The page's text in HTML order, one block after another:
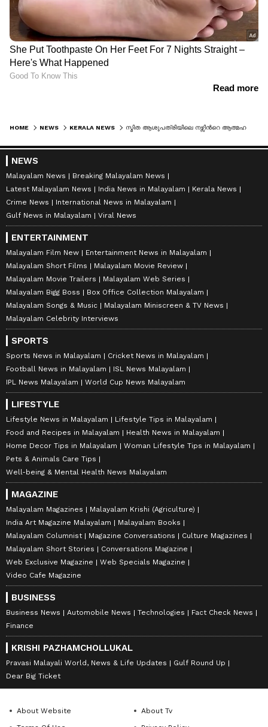
HOME NEWS KERALA NEWS സ്മിത ആശുപത്രിയിലെ നഴ്സിന്‍റെ ആത്മഹത്യാ ശ്രമം; പ്രതിഷേധം ശക്തം, ആരോപണ വിധേയരായ മൂന്ന് ജീവനക്കാർക്ക് സസ്പെൻഷൻ
NEWS
Malayalam News
Breaking Malayalam News
Latest Malayalam News
India News in Malayalam
Kerala News
Crime News
International News in Malayalam
Gulf News in Malayalam
Viral News
ENTERTAINMENT
Malayalam Film New
Entertainment News in Malayalam
Malayalam Short Films
Malayalam Movie Review
Malayalam Movie Trailers
Malayalam Web Series
Malayalam Bigg Boss
Box Office Collection Malayalam
Malayalam Songs & Music
Malayalam Miniscreen & TV News
Malayalam Celebrity Interviews
SPORTS
Sports News in Malayalam
Cricket News in Malayalam
Football News in Malayalam
ISL News Malayalam
IPL News Malayalam
World Cup News Malayalam
LIFESTYLE
Lifestyle News in Malayalam
Lifestyle Tips in Malayalam
Food and Recipes in Malayalam
Health News in Malayalam
Home Decor Tips in Malayalam
Woman Lifestyle Tips in Malayalam
Pets & Animals Care Tips
Well-being & Mental Health News Malayalam
MAGAZINE
Malayalam Magazines
Malayalam Krishi (Agriculture)
India Art Magazine Malayalam
Malayalam Books
Malayalam Columnist
Magazine Conversations
Culture Magazines
Malayalam Short Stories
Conversations Magazine
Web Exclusive Magazine
Web Specials Magazine
Video Cafe Magazine
BUSINESS
Business News Automobile News Technologies
Fact Check News
Finance
KRISHI PAZHAMCHOLLUKAL
Pravasi Malayali World, News & Life Updates
Gulf Round Up
Dear Big Ticket
About Website
About Tv